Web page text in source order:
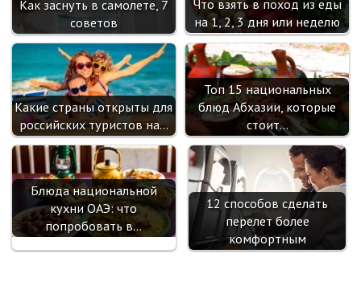
Как заснуть в самолете, 7
советов
Что взять в поход из еды
на 1, 2, 3 дня или неделю
Какие страны открыты для
российских туристов на…
Топ 15 национальных
блюд Абхазии, которые
стоит…
Блюда национальной
кухни ОАЭ: что
попробовать в…
12 способов сделать
перелет более
комфортным